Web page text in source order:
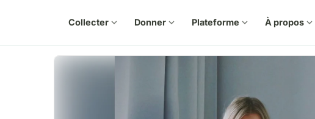
Collecter expand_more Donner expand_more Plateforme expand_more À propos expand_more